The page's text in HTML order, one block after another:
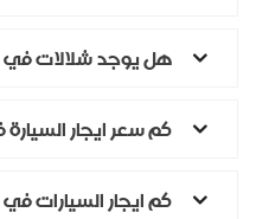
هل يوجد شلالات في
كم سعر ايجار
كم ايجار السيارات